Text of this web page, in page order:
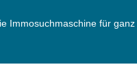
Immosuchmaschine für ganz